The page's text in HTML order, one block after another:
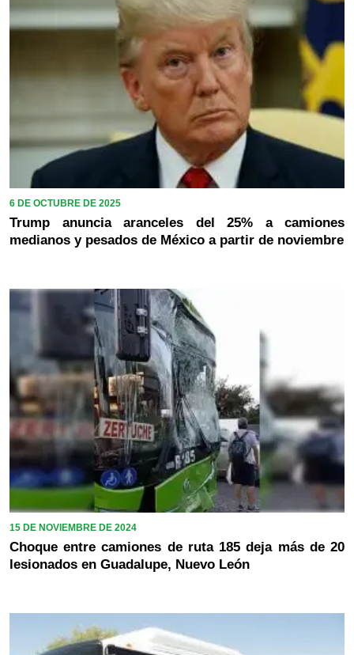
6 DE OCTUBRE DE 2025
Trump anuncia aranceles del 25% a camiones
medianos y pesados de México a partir de noviembre
15 DE NOVIEMBRE DE 2024
Choque entre camiones de ruta 185 deja más de 20
lesionados en Guadalupe, Nuevo León